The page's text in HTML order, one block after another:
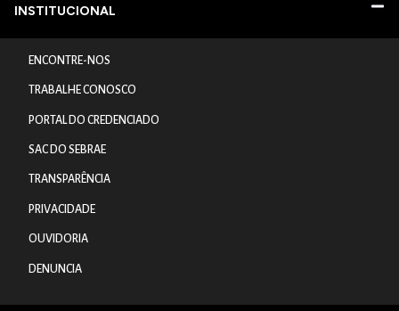
INSTITUCIONAL
ENCONTRE-NOS
TRABALHE CONOSCO
PORTAL DO CREDENCIADO
SAC DO SEBRAE
TRANSPARÊNCIA
PRIVACIDADE
OUVIDORIA
DENUNCIA